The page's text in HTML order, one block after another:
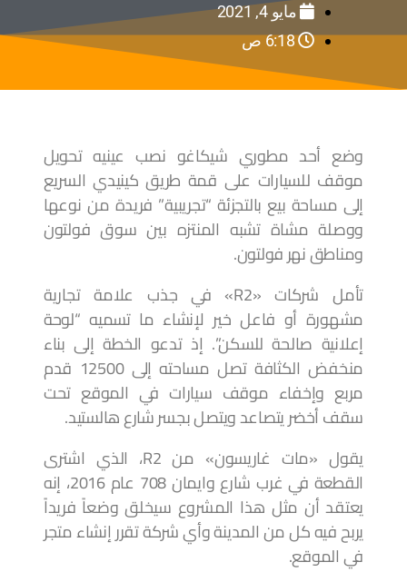
مايو 4, 2021
6:18 ص
وضع أحد مطوري شيكاغو نصب عينيه تحويل
موقف للسيارات على قمة طريق كينيدي السريع
إلى مساحة بيع بالتجزئة “تجريبية” فريدة من نوعها
ووصلة مشاة تشبه المنتزه بين سوق فولتون
ومناطق نهر فولتون.
تأمل شركات «R2» في جذب علامة تجارية
مشهورة أو فاعل خير لإنشاء ما تسميه “لوحة
إعلانية صالحة للسكن”. إذ تدعو الخطة إلى بناء
منخفض الكثافة تصل مساحته إلى 12500 قدم
مربع وإخفاء موقف سيارات في الموقع تحت
سقف أخضر يتصاعد ويتصل بجسر شارع هالستيد.
يقول «مات غاريسون» من R2، الذي اشترى
القطعة في غرب شارع وايمان 708 عام 2016، إنه
يعتقد أن مثل هذا المشروع سيخلق وضعاً فريداً
يربح فيه كل من المدينة وأي شركة تقرر إنشاء متجر
في الموقع.